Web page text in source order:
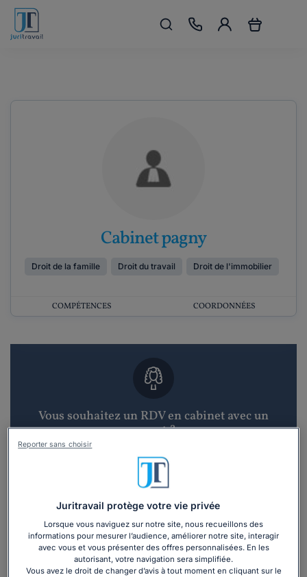
Cabinet pagny
Droit de la famille Droit du travail Droit de l'immobilier
COMPÉTENCES COORDONNÉES
Vous souhaitez un RDV en cabinet avec un
avocat ?
Recevoir des devis d'avocats
Juritravail protège votre vie privée
Lorsque vous naviguez sur notre site, nous recueillons des
informations pour mesurer l’audience, améliorer notre site, interagir
avec vous et vous présenter des offres personnalisées. En les
autorisant, votre navigation sera simplifiée.
Vous avez le droit de changer d’avis à tout moment en cliquant sur le
Reporter sans choisir